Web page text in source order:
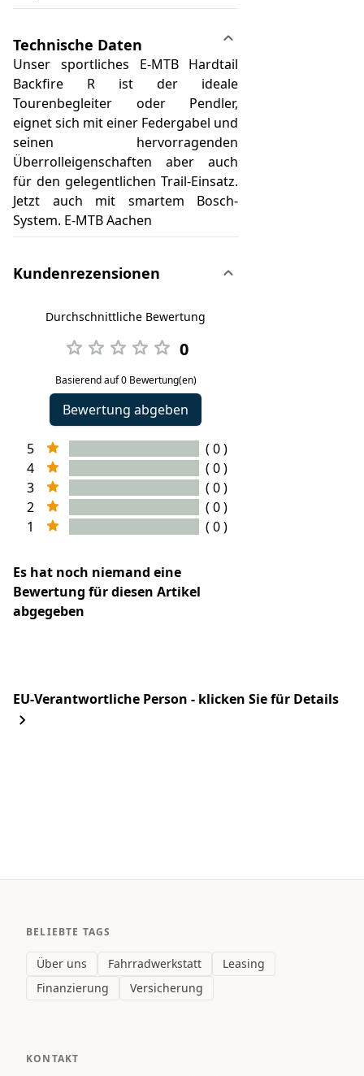
Technische Daten
Unser sportliches E-MTB Hardtail
Backfire R ist der ideale
Tourenbegleiter oder Pendler,
eignet sich mit einer Federgabel und
seinen hervorragenden
Überrolleigenschaften aber auch
für den gelegentlichen Trail-Einsatz.
Jetzt auch mit smartem Bosch-
System. E-MTB Aachen
Kundenrezensionen
Durchschnittliche Bewertung
0
Basierend auf 0 Bewertung(en)
Bewertung abgeben
5
( 0 )
4
( 0 )
3
( 0 )
2
( 0 )
1
( 0 )
Es hat noch niemand eine
Bewertung für diesen Artikel
abgegeben
EU-Verantwortliche Person - klicken Sie für Details
BELIEBTE TAGS
Über uns Fahrradwerkstatt
Leasing
Finanzierung
Versicherung
KONTAKT